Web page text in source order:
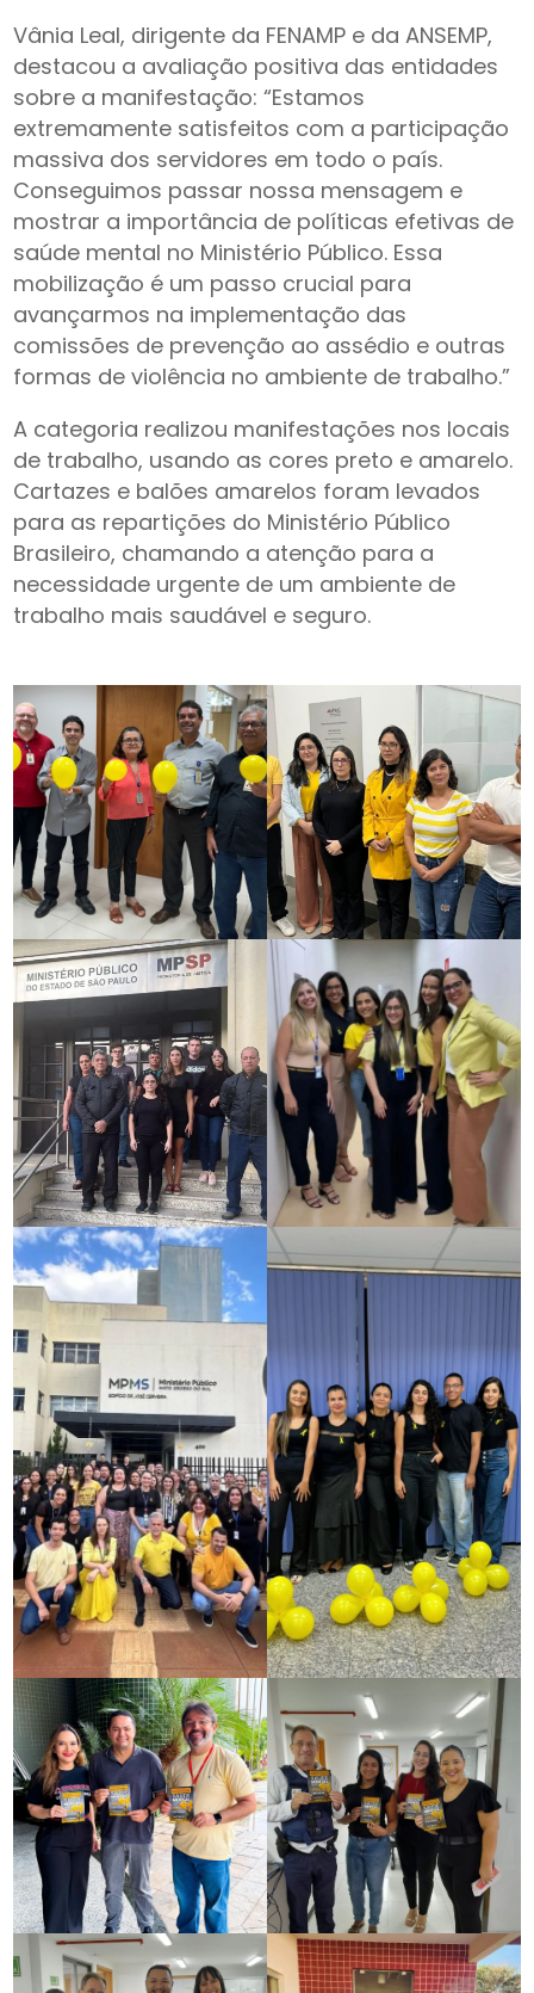
Vânia Leal, dirigente da FENAMP e da ANSEMP,
destacou a avaliação positiva das entidades
sobre a manifestação: “Estamos
extremamente satisfeitos com a participação
massiva dos servidores em todo o país.
Conseguimos passar nossa mensagem e
mostrar a importância de políticas efetivas de
saúde mental no Ministério Público. Essa
mobilização é um passo crucial para
avançarmos na implementação das
comissões de prevenção ao assédio e outras
formas de violência no ambiente de trabalho.”
A categoria realizou manifestações nos locais
de trabalho, usando as cores preto e amarelo.
Cartazes e balões amarelos foram levados
para as repartições do Ministério Público
Brasileiro, chamando a atenção para a
necessidade urgente de um ambiente de
trabalho mais saudável e seguro.